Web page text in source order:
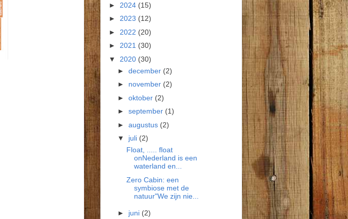
► 2024 (15)
► 2023 (12)
► 2022 (20)
► 2021 (30)
▼ 2020 (30)
► december (2)
► november (2)
► oktober (2)
► september (1)
► augustus (2)
▼ juli (2)
Float, ..... float
onNederland is een
waterland en...
Zero Cabin: een
symbiose met de
natuur"We zijn nie...
► juni (2)